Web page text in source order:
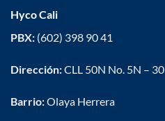
Hyco Cali
PBX: (602) 398 90 41
Dirección:CLL 50N No. 5N – 30
Barrio:Olaya Herrera